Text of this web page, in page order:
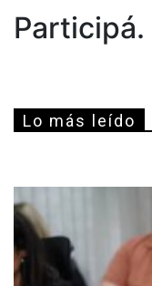
Participá.
Lo más leído